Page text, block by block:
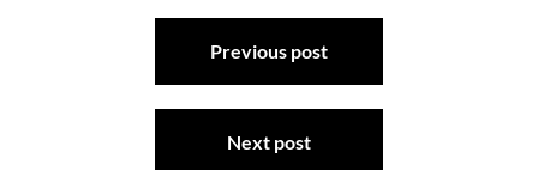
Previous post
Next post